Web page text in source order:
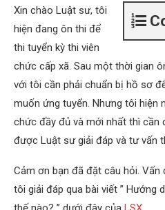
Xin chào Luật sư, tôi
hiện đang ôn thi để
thi tuyển kỳ thi viên
chức cấp xã. Sau một thời gian
với tôi cần phải chuẩn bị hồ sơ
muốn ứng tuyển. Nhưng tôi hiện
chức đầy đủ và mới nhất thì cần
được Luật sư giải đáp và tư vấn
Cảm ơn bạn đã đặt câu hỏi.
tôi giải đáp qua bài viết ” Hướng